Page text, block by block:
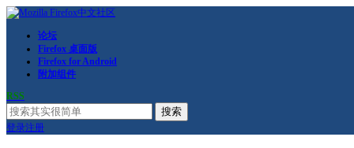
论坛
Firefox 桌面版
Firefox for Android
附加组件
RSS
搜索
登录注册